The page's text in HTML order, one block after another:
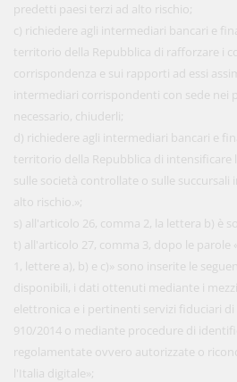
predetti paesi terzi ad alto rischio;
c) richiedere agli intermediari bancari e
territorio della Repubblica di rafforzare i
corrispondenza e sui rapporti ad essi
intermediari corrispondenti con sede nei
necessario, chiuderli;
d) richiedere agli intermediari bancari e
territorio della Repubblica di intensificare
sulle società controllate o sulle succursali
alto rischio.»;
s) all'articolo 26, comma 2, la lettera b) è
t) all'articolo 27, comma 3, dopo le parole
1, lettere a), b) e c)» sono inserite le
disponibili, i dati ottenuti mediante i
elettronica e i pertinenti servizi fiduciari di
910/2014 o mediante procedure di
regolamentate ovvero autorizzate o
l'Italia digitale»;